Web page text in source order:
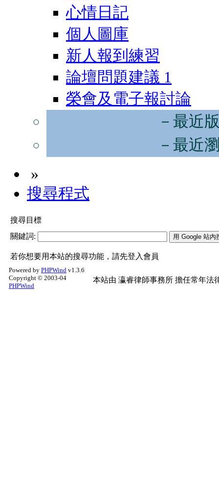
心情日記
個人圖庫
新人報到練習
論壇問題建議 1
榮會及電子報討論
－最近
－最近
»
搜尋程式
搜尋目標
關鍵詞:
若你想要用本站的搜尋功能，請先登入會員
Powered by PHPWind v1.3.6
Copyright © 2003-04
PHPWind
本站由 瀛睿律師事務所 擔任常年法